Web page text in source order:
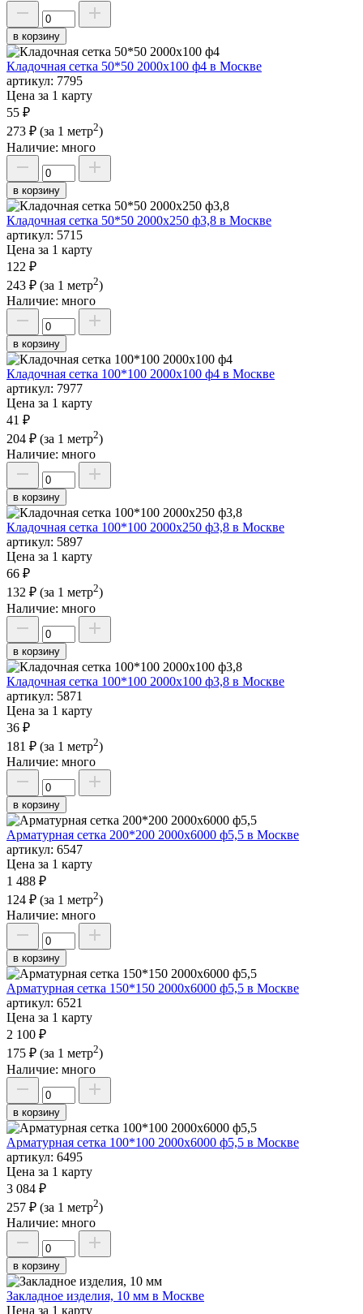
в корзину
Кладочная сетка 50*50 2000х100 ф4 в Москве
артикул: 7795
Цена за 1 карту
55 ₽
273 ₽ (за 1 метр2)
Наличие: много
в корзину
Кладочная сетка 50*50 2000х250 ф3,8 в Москве
артикул: 5715
Цена за 1 карту
122 ₽
243 ₽ (за 1 метр2)
Наличие: много
в корзину
Кладочная сетка 100*100 2000х100 ф4 в Москве
артикул: 7977
Цена за 1 карту
41 ₽
204 ₽ (за 1 метр2)
Наличие: много
в корзину
Кладочная сетка 100*100 2000х250 ф3,8 в Москве
артикул: 5897
Цена за 1 карту
66 ₽
132 ₽ (за 1 метр2)
Наличие: много
в корзину
Кладочная сетка 100*100 2000х100 ф3,8 в Москве
артикул: 5871
Цена за 1 карту
36 ₽
181 ₽ (за 1 метр2)
Наличие: много
в корзину
Арматурная сетка 200*200 2000х6000 ф5,5 в Москве
артикул: 6547
Цена за 1 карту
1 488 ₽
124 ₽ (за 1 метр2)
Наличие: много
в корзину
Арматурная сетка 150*150 2000х6000 ф5,5 в Москве
артикул: 6521
Цена за 1 карту
2 100 ₽
175 ₽ (за 1 метр2)
Наличие: много
в корзину
Арматурная сетка 100*100 2000х6000 ф5,5 в Москве
артикул: 6495
Цена за 1 карту
3 084 ₽
257 ₽ (за 1 метр2)
Наличие: много
в корзину
Закладное изделия, 10 мм в Москве
Цена за 1 карту